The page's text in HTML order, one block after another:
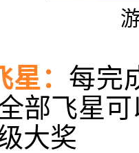
： 每完
部飞星
大奖